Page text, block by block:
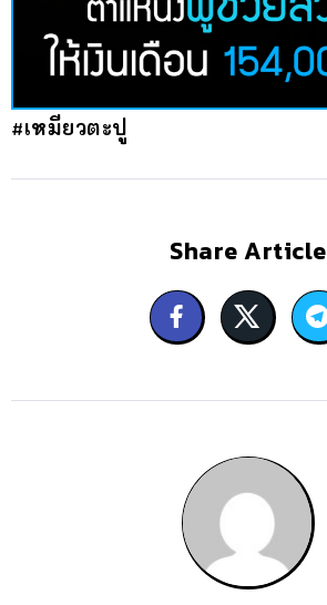
#เหมียวตะปู
Share Article